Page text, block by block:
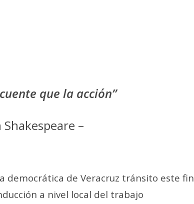
que la acción”
–
democrática de Veracruz tránsito este fin
a nivel local del trabajo